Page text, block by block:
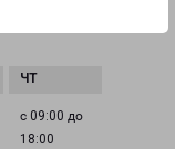
с 09:00 до
18:00